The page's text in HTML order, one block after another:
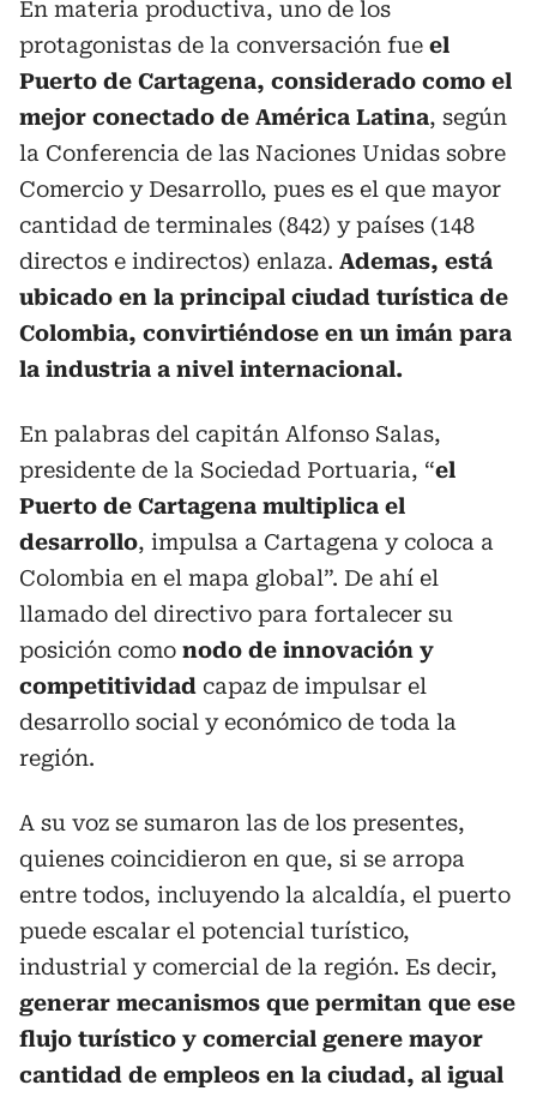
En materia productiva, uno de los
protagonistas de la conversación fue el
Puerto de Cartagena, considerado como el
mejor conectado de América Latina, según
la Conferencia de las Naciones Unidas sobre
Comercio y Desarrollo, pues es el que mayor
cantidad de terminales (842) y países (148
directos e indirectos) enlaza. Ademas, está
ubicado en la principal ciudad turística de
Colombia, convirtiéndose en un imán para
la industria a nivel internacional.
En palabras del capitán Alfonso Salas,
presidente de la Sociedad Portuaria, “el
Puerto de Cartagena multiplica el
desarrollo, impulsa a Cartagena y coloca a
Colombia en el mapa global”. De ahí el
llamado del directivo para fortalecer su
posición como nodo de innovación y
competitividad capaz de impulsar el
desarrollo social y económico de toda la
región.
A su voz se sumaron las de los presentes,
quienes coincidieron en que, si se arropa
entre todos, incluyendo la alcaldía, el puerto
puede escalar el potencial turístico,
industrial y comercial de la región. Es decir,
generar mecanismos que permitan que ese
flujo turístico y comercial genere mayor
cantidad de empleos en la ciudad, al igual